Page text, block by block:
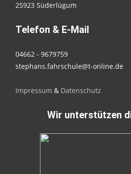
25923 Süderlügum
Telefon & E-Mail
04662 - 9679759
stephans.fahrschule@t-online.de
Impressum & Datenschutz
Wir unterstützen